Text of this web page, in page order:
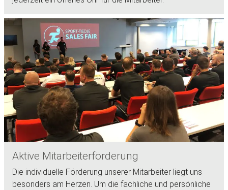
Aktive Mitarbeiterförderung
Die individuelle Förderung unserer Mitarbeiter liegt uns
besonders am Herzen. Um die fachliche und persönliche